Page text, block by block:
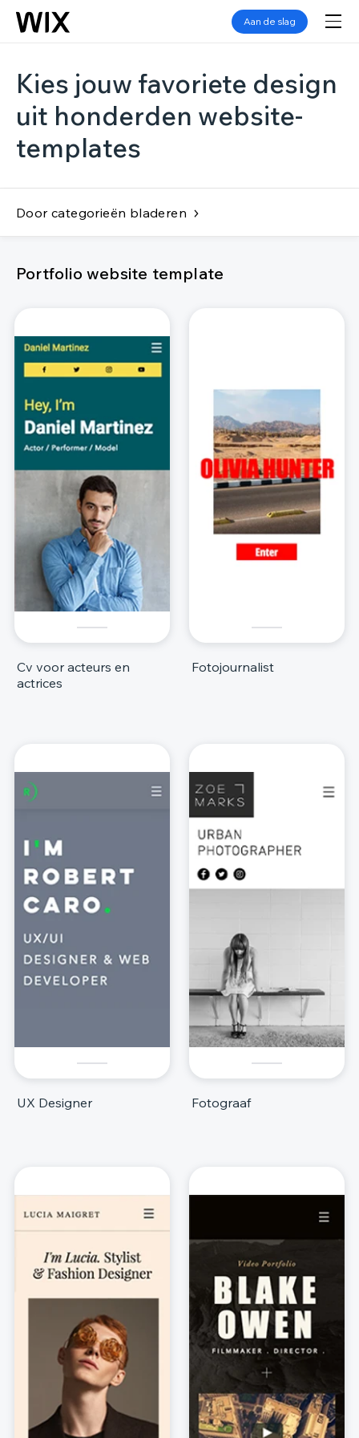
Aan de slag
Kies jouw favoriete design
uit honderden website-
templates
Door categorieën bladeren
Portfolio website template
Cv voor acteurs en
actrices
Fotojournalist
UX Designer Fotograaf